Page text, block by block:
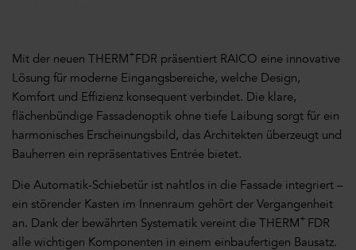
Mit der neuen THERM+FDR präsentiert RAICO eine innovative
Lösung für moderne Eingangsbereiche, welche Design,
Komfort und Effizienz konsequent verbindet. Die klare,
flächenbündige Fassadenoptik ohne tiefe Laibung sorgt für ein
harmonisches Erscheinungsbild, das Architekten überzeugt und
Bauherren ein repräsentatives Entrée bietet.
Die Automatik-Schiebetür ist nahtlos in die Fassade integriert –
ein störender Kasten im Innenraum gehört der Vergangenheit
an. Dank der bewährten Systematik vereint die THERM+ FDR
alle wichtigen Komponenten in einem einbaufertigen Bausatz.